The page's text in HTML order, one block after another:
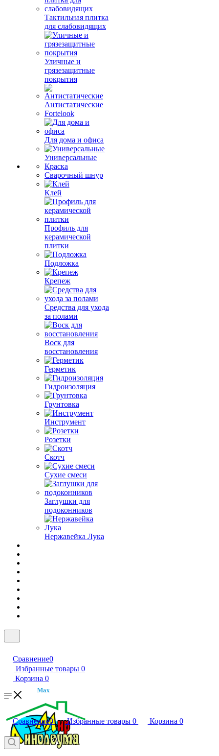
Тактильная плитка
для слабовидящих
Уличные и
грязезащитные
покрытия
Антистатические
Fortelook
Для дома и офиса
Универсальные
Краска
Сварочный шнур
Клей
Профиль для
керамической
плитки
Подложка
Крепеж
Средства для ухода
за полами
Воск для
восстановления
Герметик
Гидроизоляция
Грунтовка
Инструмент
Розетки
Скотч
Сухие смеси
Заглушки для
подоконников
Нержавейка Лука
Сравнение0
Избранные товары 0
Корзина 0
Max
Сравнение0 Избранные товары 0 Корзина 0